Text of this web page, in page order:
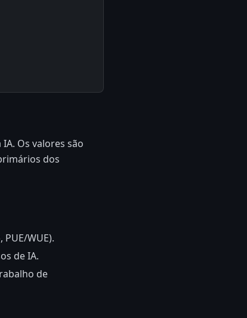
Os valores são
dos
WUE).
de IA.
de